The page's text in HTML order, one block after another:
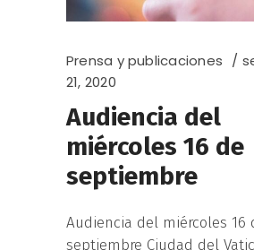
Prensa y publicaciones
21, 2020
Audiencia del
miércoles 16 de
septiembre
Audiencia del miércoles 16
septiembre Ciudad del